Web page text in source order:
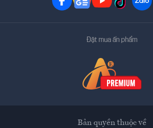
Đặt mua ấn phẩm
Bản quyền thuộc về